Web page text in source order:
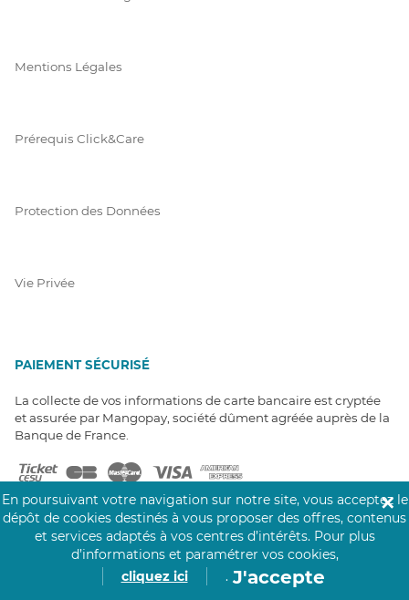
Mentions Légales
Prérequis Click&Care
Protection des Données
Vie Privée
PAIEMENT SÉCURISÉ
La collecte de vos informations de carte bancaire est cryptée
et assurée par Mangopay, société dûment agréée auprès de la
Banque de France.
NOS PARTENAIRES
En poursuivant votre navigation sur notre site, vous acceptez le
dépôt de cookies destinés à vous proposer des offres, contenus
et services adaptés à vos centres d’intérêts. Pour plus
d’informations et paramétrer vos cookies,
cliquez ici
. J'accepte
✕